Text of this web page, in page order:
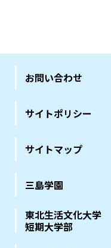
お問い合わせ
サイトポリシー
サイトマップ
三島学園
東北生活文化大学
短期大学部